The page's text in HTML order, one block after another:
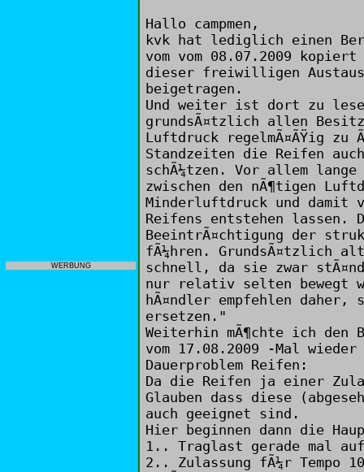
WERBUNG
Hallo campmen,
kvk hat lediglich einen
vom vom 08.07.2009
dieser freiwilligen
beigetragen.
Und weiter ist dort zu
grundsÃ¤tzlich allen
Luftdruck regelmÃ¤ÃŸig zu
Standzeiten die Reifen
schÃ¼tzen. Vor allem
zwischen den nÃ¶tigen
Minderluftdruck und damit
Reifens entstehen lassen.
BeeintrÃ¤chtigung der
fÃ¼hren. GrundsÃ¤tzlich
schnell, da sie zwar
nur relativ selten bewegt
hÃ¤ndler empfehlen daher,
ersetzen."
Weiterhin mÃ¶chte ich den
vom 17.08.2009 -Mal
Dauerproblem Reifen:
Da die Reifen ja einer
Glauben dass diese
auch geeignet sind.
Hier beginnen dann die
1.. Traglast gerade mal
2.. Zulassung fÃ¼r Tempo